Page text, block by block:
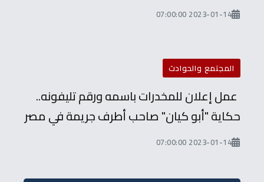
2023-01-14 07:00:00
المجتمع والحوادث
عمل إعلان للمخدرات باسمه ورقم تليفونه..
حكاية "أبو كيان" صاحب أطرف جريمة في مصر
2023-01-14 07:00:00